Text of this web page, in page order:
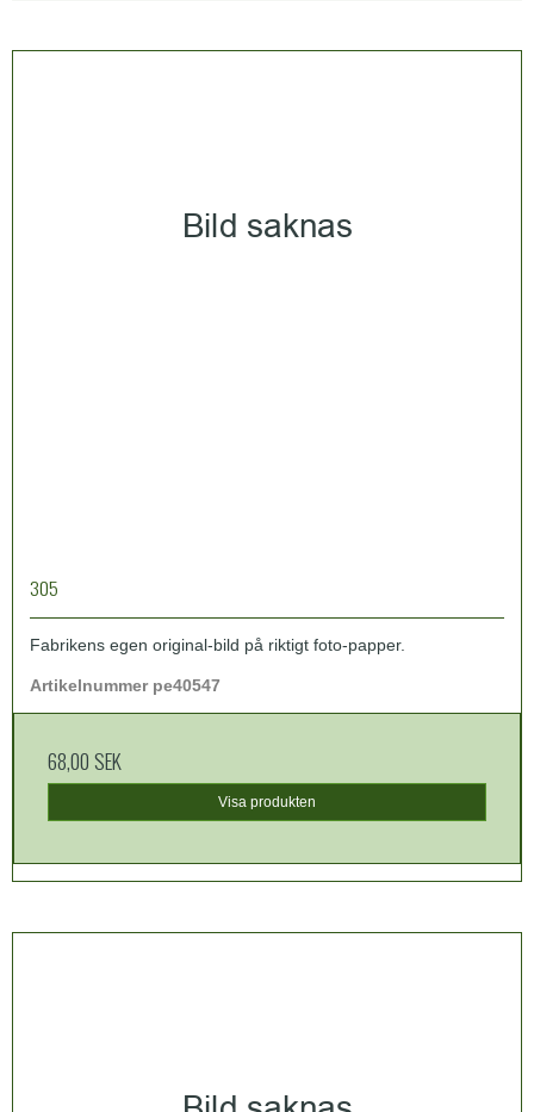
305
Fabrikens egen original-bild på riktigt foto-papper.
Artikelnummer pe40547
68,00 SEK
Visa produkten